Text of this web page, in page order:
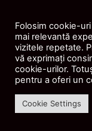
Folosim cookie-
mai relevantă
vizitele repetate.
vă exprimați
cookie-urilor.
pentru a oferi un
Cookie Settings